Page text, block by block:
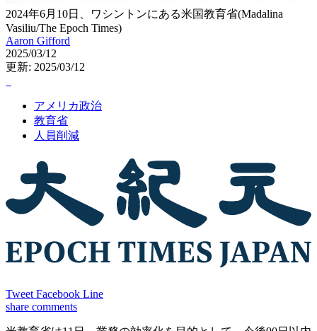
2024年6月10日、ワシントンにある米国教育省(Madalina
Vasiliu/The Epoch Times)
Aaron Gifford
2025/03/12
更新: 2025/03/12
アメリカ政治
教育省
人員削減
Tweet Facebook Line
share comments